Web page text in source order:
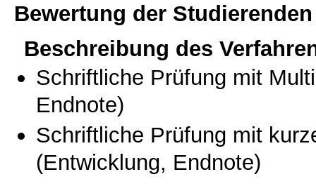
Bewertung der Studierenden
Beschreibung des
Schriftliche Prüfung mit
Endnote)
Schriftliche Prüfung mit
(Entwicklung, Endnote)